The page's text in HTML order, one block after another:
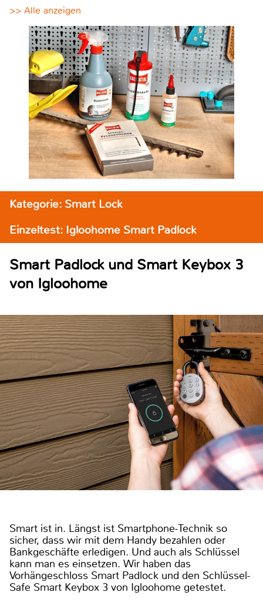
>> Alle anzeigen
Kategorie: Smart Lock
Einzeltest: Igloohome Smart Padlock
Smart Padlock und Smart Keybox 3
von Igloohome
Smart ist in. Längst ist Smartphone-Technik so
sicher, dass wir mit dem Handy bezahlen oder
Bankgeschäfte erledigen. Und auch als Schlüssel
kann man es einsetzen. Wir haben das
Vorhängeschloss Smart Padlock und den Schlüssel-
Safe Smart Keybox 3 von Igloohome getestet.